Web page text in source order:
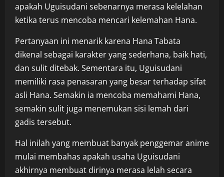
apakah Uguisudani sebenarnya merasa kelelahan
ketika terus mencoba mencari kelemahan Hana.
Pertanyaan ini menarik karena Hana Tabata
dikenal sebagai karakter yang sederhana, baik hati,
dan sulit ditebak. Sementara itu, Uguisudani
memiliki rasa penasaran yang besar terhadap sifat
asli Hana. Semakin ia mencoba memahami Hana,
semakin sulit juga menemukan sisi lemah dari
gadis tersebut.
Hal inilah yang membuat banyak penggemar anime
mulai membahas apakah usaha Uguisudani
akhirnya membuat dirinya merasa lelah secara